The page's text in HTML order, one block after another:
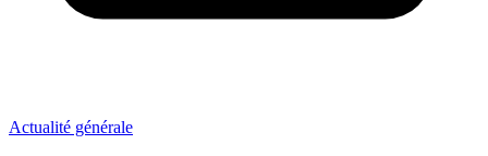
Actualité générale